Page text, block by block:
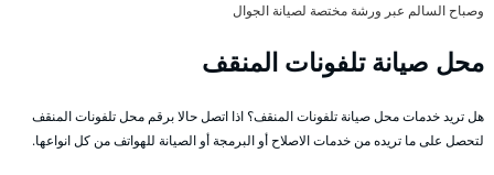
وصباح السالم عبر ورشة مختصة لصيانة الجوال
محل صيانة تلفونات المنقف
هل تريد خدمات محل صيانة تلفونات المنقف؟ اذا اتصل حالا برقم محل تلفونات المنقف
لتحصل على ما تريده من خدمات الاصلاح أو البرمجة أو الصيانة للهواتف من كل انواعها.